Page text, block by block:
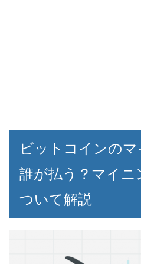
ビットコインの
誰が払う？マイニ
ついて解説